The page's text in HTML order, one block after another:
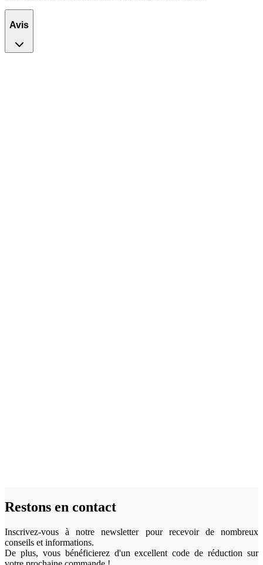
Avis
Restons en contact
Inscrivez-vous à notre newsletter pour recevoir de nombreux
conseils et informations.
De plus, vous bénéficierez d'un excellent code de réduction sur